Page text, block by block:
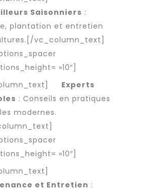
Saisonniers :
plantation et entretien
vc_column_text]
»10″]
Experts
: Conseils en pratiques
modernes.
»10″]
et Entretien :